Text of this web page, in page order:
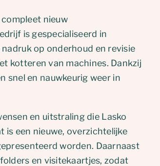
nieuw
is gespecialiseerd in
op onderhoud en revisie
kotteren van machines. Dankzij
snel en nauwkeurig weer in
en uitstraling die Lasko
is een nieuwe, overzichtelijke
worden. Daarnaast
en visitekaartjes, zodat